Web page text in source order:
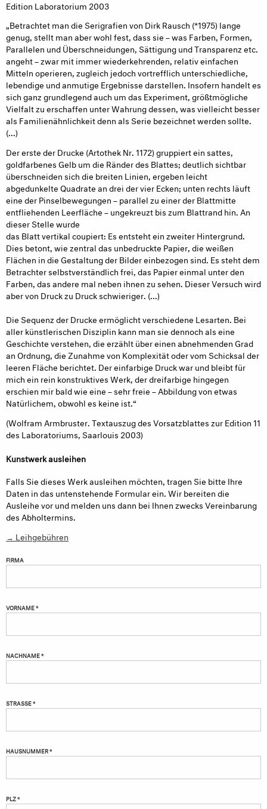
Edition Laboratorium 2003
„Betrachtet man die Serigrafien von Dirk Rausch (*1975) lange
genug, stellt man aber wohl fest, dass sie – was Farben, Formen,
Parallelen und Überschneidungen, Sättigung und Transparenz etc.
angeht – zwar mit immer wiederkehrenden, relativ einfachen
Mitteln operieren, zugleich jedoch vortrefflich unterschiedliche,
lebendige und anmutige Ergebnisse darstellen. Insofern handelt es
sich ganz grundlegend auch um das Experiment, größtmögliche
Vielfalt zu erschaffen unter Wahrung dessen, was vielleicht besser
als Familienähnlichkeit denn als Serie bezeichnet werden sollte.
(...)
Der erste der Drucke (Artothek Nr. 1172) gruppiert ein sattes,
goldfarbenes Gelb um die Ränder des Blattes; deutlich sichtbar
überschneiden sich die breiten Linien, ergeben leicht
abgedunkelte Quadrate an drei der vier Ecken; unten rechts läuft
eine der Pinselbewegungen – parallel zu einer der Blattmitte
entfliehenden Leerfläche – ungekreuzt bis zum Blattrand hin. An
dieser Stelle wurde
das Blatt vertikal coupiert: Es entsteht ein zweiter Hintergrund.
Dies betont, wie zentral das unbedruckte Papier, die weißen
Flächen in die Gestaltung der Bilder einbezogen sind. Es steht dem
Betrachter selbstverständlich frei, das Papier einmal unter den
Farben, das andere mal neben ihnen zu sehen. Dieser Versuch wird
aber von Druck zu Druck schwieriger. (...)
Die Sequenz der Drucke ermöglicht verschiedene Lesarten. Bei
aller künstlerischen Disziplin kann man sie dennoch als eine
Geschichte verstehen, die erzählt über einen abnehmenden Grad
an Ordnung, die Zunahme von Komplexität oder vom Schicksal der
leeren Fläche berichtet. Der einfarbige Druck war und bleibt für
mich ein rein konstruktives Werk, der dreifarbige hingegen
erschien mir bald wie eine – sehr freie – Abbildung von etwas
Natürlichem, obwohl es keine ist.“
(Wolfram Armbruster. Textauszug des Vor­satz­blattes zur Edition 11
des Laboratoriums, Saarlouis 2003)
Kunstwerk ausleihen
Falls Sie dieses Werk ausleihen möchten, tragen Sie bitte Ihre
Daten in das untenstehende Formular ein. Wir bereiten die
Ausleihe vor und melden uns dann bei Ihnen zwecks Vereinbarung
des Abholtermins.
→ Leihgebühren
FIRMA
VORNAME *
NACHNAME *
STRASSE *
HAUSNUMMER *
PLZ *